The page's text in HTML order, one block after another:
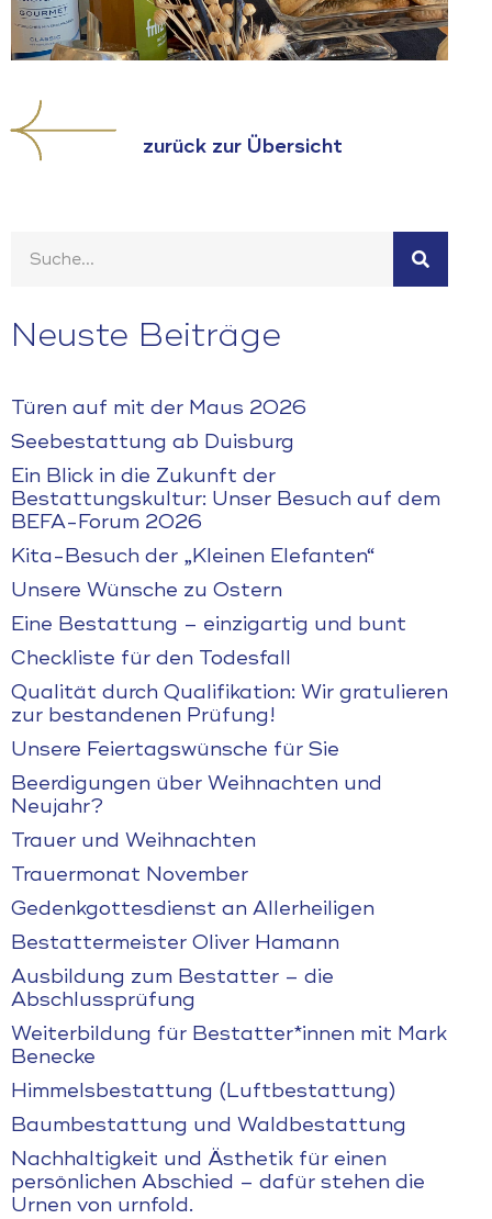
zurück zur Übersicht
Neuste Beiträge
Türen auf mit der Maus 2026
Seebestattung ab Duisburg
Ein Blick in die Zukunft der
Bestattungskultur: Unser Besuch auf dem
BEFA-Forum 2026
Kita-Besuch der „Kleinen Elefanten“
Unsere Wünsche zu Ostern
Eine Bestattung – einzigartig und bunt
Checkliste für den Todesfall
Qualität durch Qualifikation: Wir gratulieren
zur bestandenen Prüfung!
Unsere Feiertagswünsche für Sie
Beerdigungen über Weihnachten und
Neujahr?
Trauer und Weihnachten
Trauermonat November
Gedenkgottesdienst an Allerheiligen
Bestattermeister Oliver Hamann
Ausbildung zum Bestatter – die
Abschlussprüfung
Weiterbildung für Bestatter*innen mit Mark
Benecke
Himmelsbestattung (Luftbestattung)
Baumbestattung und Waldbestattung
Nachhaltigkeit und Ästhetik für einen
persönlichen Abschied – dafür stehen die
Urnen von urnfold.